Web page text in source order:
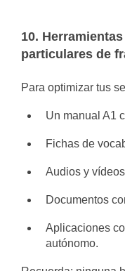
10.
particulares de
Para optimizar tus
Un manual A1
Fichas de
Audios y
Documentos
Aplicaciones
autónomo.